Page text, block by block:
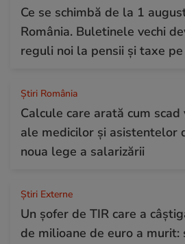
Ce se schimbă de la 1
România. Buletinele vechi
reguli noi la pensii și taxe
Știri România
Calcule care arată cum
ale medicilor și asistentelor
noua lege a salarizării
Știri Externe
Un șofer de TIR care a
de milioane de euro a